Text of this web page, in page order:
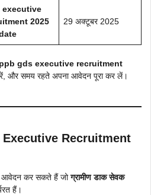
executive
2025
29 अक्टूबर 2025
gds executive recruitment
और समय रहते अपना आवेदन पूरा कर लें।
Recruitment
आवेदन कर सकते हैं जोग्रामीण डाक सेवक
हैं।